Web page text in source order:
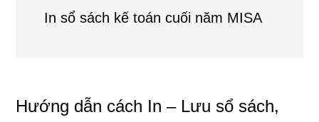
In sổ sách kế toán cuối năm MISA
Hướng dẫn cách In – Lưu sổ sách,